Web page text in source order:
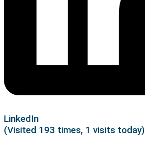
LinkedIn
(Visited 193 times, 1 visits today)